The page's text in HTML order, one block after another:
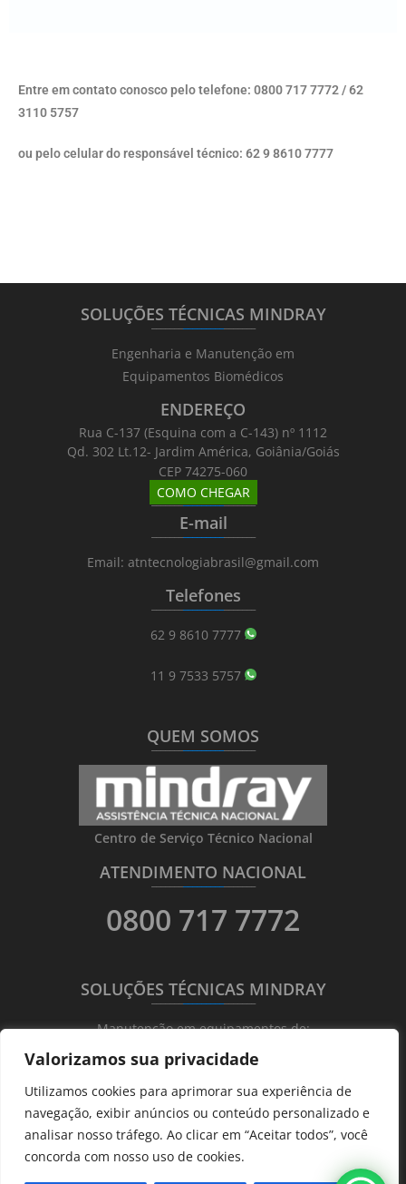
Valorizamos sua privacidade
Utilizamos cookies para aprimorar sua experiência de
navegação, exibir anúncios ou conteúdo personalizado e
analisar nosso tráfego. Ao clicar em “Aceitar todos”, você
concorda com nosso uso de cookies.
Entre em contato conosco pelo telefone: 0800 717 7772 / 62
3110 5757
ou pelo celular do responsável técnico: 62 9 8610 7777
SOLUÇÕES TÉCNICAS MINDRAY
_______________________
Engenharia e Manutenção em
Equipamentos Biomédicos
ENDEREÇO
Rua C-137 (Esquina com a C-143) nº 1112
Qd. 302 Lt.12- Jardim América, Goiânia/Goiás
CEP 74275-060
COMO CHEGAR
_______________________
E-mail
_______________________
Email: atntecnologiabrasil@gmail.com
Telefones
_______________________
62 9 8610 7777
11 9 7533 5757
QUEM SOMOS
_______________________
Centro de Serviço Técnico Nacional
ATENDIMENTO NACIONAL
_______________________
0800 717 7772
SOLUÇÕES TÉCNICAS MINDRAY
_______________________
Manutenção em equipamentos de:
Ultrassonografia
Ecocardiografia
Transdutores
Hematológicos